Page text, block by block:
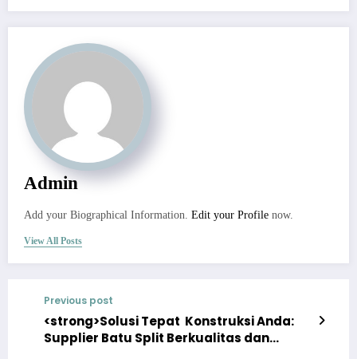
Admin
Add your Biographical Information. Edit your Profile now.
View All Posts
Previous post
<strong>Solusi Tepat Konstruksi Anda:
Supplier Batu Split Berkualitas dan